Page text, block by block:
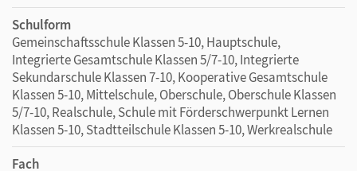
Schulform
Gemeinschaftsschule Klassen 5-10, Hauptschule,
Integrierte Gesamtschule Klassen 5/7-10, Integrierte
Sekundarschule Klassen 7-10, Kooperative Gesamtschule
Klassen 5-10, Mittelschule, Oberschule, Oberschule Klassen
5/7-10, Realschule, Schule mit Förderschwerpunkt Lernen
Klassen 5-10, Stadtteilschule Klassen 5-10, Werkrealschule
Fach